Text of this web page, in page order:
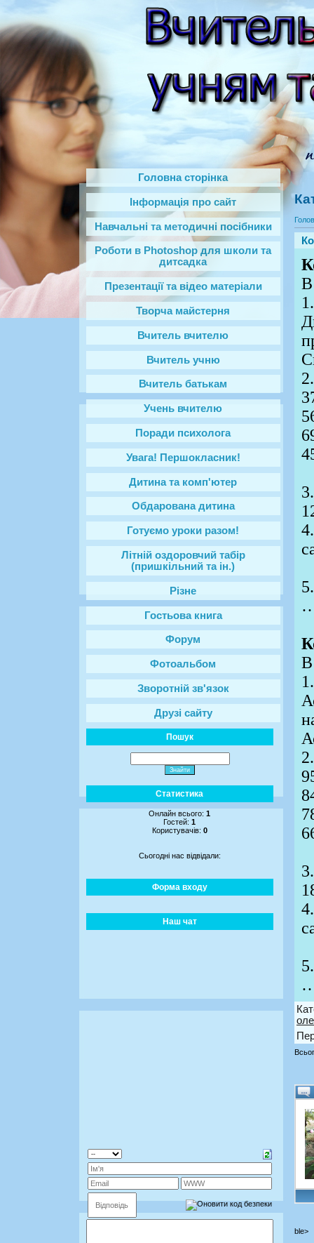
Головна сторінка
Інформація про сайт
Навчальні та методичні посібники
Роботи в Photoshop‎ для школи та
дитсадка
Презентації та відео матеріали
Творча майстерня
Вчитель вчителю
Вчитель учню
Вчитель батькам
Учень вчителю
Поради психолога
Увага! Першокласник!
Дитина та комп'ютер
Обдарована дитина
Готуємо уроки разом!
Літній оздоровчий табір
(пришкільний та ін.)
Різне
Гостьова книга
Форум
Фотоальбом
Зворотній зв'язок
Друзі сайту
Пошук
Статистика
Онлайн всього:1
Гостей:1
Користувачів: 0
Сьогодні нас відвідали:
Форма входу
Наш чат
В
В
ble>